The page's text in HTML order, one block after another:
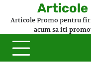
Articole
Articole Promo pentru
acum sa iti